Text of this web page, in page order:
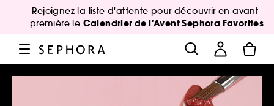
Rejoignez la liste d'attente pour découvrir en avant-
première le Calendrier de l'Avent Sephora Favorites